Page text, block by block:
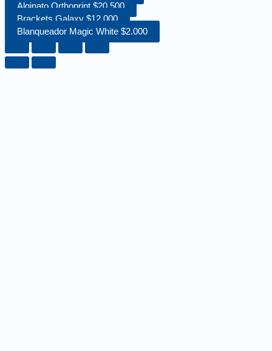
Alginato Orthoprint $20.500
Brackets Galaxy $12.000
Blanqueador Magic White $2.000